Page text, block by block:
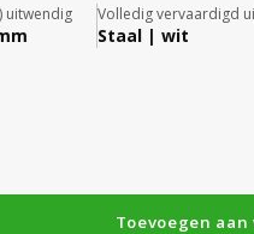
uitwendig Volledig vervaardigd
Staal | wit
Toevoegen